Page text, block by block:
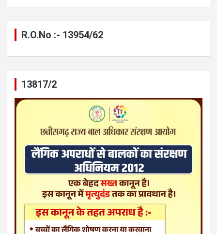
R.O.No :- 13954/62
13817/2